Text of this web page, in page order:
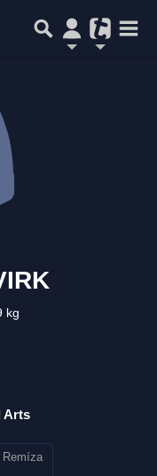
kg
Arts
Remíza